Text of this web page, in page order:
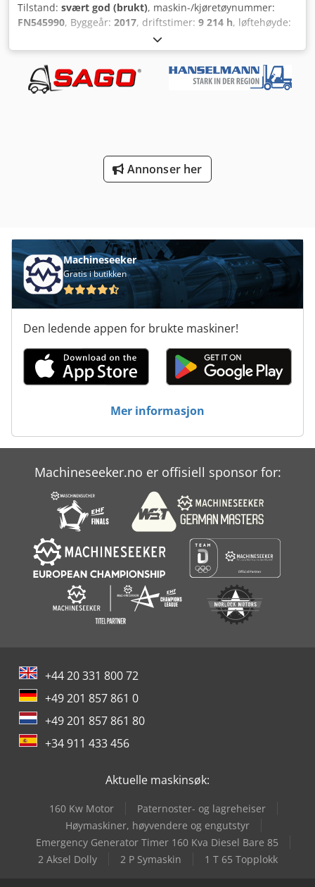
Tilstand: svært god (brukt), maskin-/kjøretøynummer:
FN545990, Byggeår: 2017, driftstimer: 9 214 h, løftehøyde:
elektrisk
batteriprodusent:Jungheinrich, batterikapasitet:750 Ah,
batterispenning:48 V, gaffellengde:1 150 mm, Egenvekt: 3
450 kg Løftekapasitet: 1 600 kg Codpjwdv Acsfx Afqsrf
Byggehøyde: 224 cm CE-merking: ja Teknisk stand: svært
Annonser her
Machineseeker
Gratis i butikken
Den ledende appen for brukte maskiner!
Mer informasjon
Machineseeker.no er offisiell sponsor for:
+44 20 331 800 72
+49 201 857 861 0
+49 201 857 861 80
+34 911 433 456
Aktuelle maskinsøk:
160 Kw Motor
Paternoster- og lagreheiser
Høymaskiner, høyvendere og engutstyr
Emergency Generator Timer 160 Kva Diesel Bare 85
2 Aksel Dolly
2 P Symaskin 1 T 65 Topplokk